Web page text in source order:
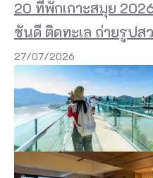
20 ที่พักเกาะสมุย
ชันดี ติดทะเล ถ่ายรูปส
27/07/2026